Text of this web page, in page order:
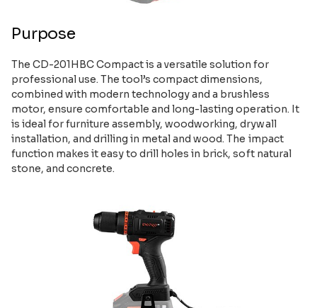
Purpose
The CD-201HBC Compact is a versatile solution for
professional use. The tool’s compact dimensions,
combined with modern technology and a brushless
motor, ensure comfortable and long-lasting operation. It
is ideal for furniture assembly, woodworking, drywall
installation, and drilling in metal and wood. The impact
function makes it easy to drill holes in brick, soft natural
stone, and concrete.